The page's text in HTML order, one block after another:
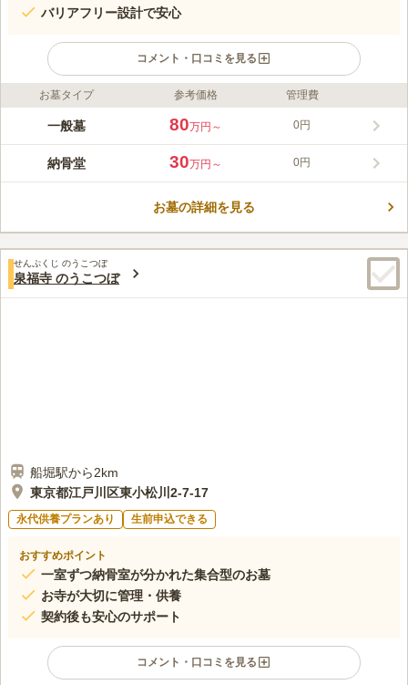
バリアフリー設計で安心
コメント・口コミを見る
ライフドット編集部のコメント
電車はもちろんのこと、バス（バス停から徒歩2分）や車、様々
ず、境内周辺に騒がしさはありません。 歴史ある日蓮宗の寺院
墓地で、境内は広く、春には満開の桜が出迎えてくれます。 バ
をすることができます。
この霊園はまだ誰からも評価されていません。
お墓タイプ 参考価格 管理費
一般墓 80万円～ 0円
納骨堂 30万円～ 0円
お墓の詳細を見る
せんぷくじ のうこつぼ
泉福寺 のうこつぼ
船堀駅から2km
東京都江戸川区東小松川2-7-17
永代供養プランあり 生前申込できる
おすすめポイント
一室ずつ納骨室が分かれた集合型のお墓
お寺が大切に管理・供養
契約後も安心のサポート
コメント・口コミを見る